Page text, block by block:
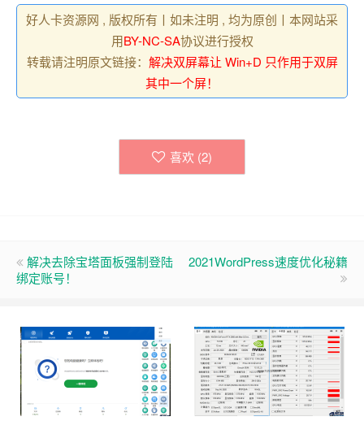
好人卡资源网 , 版权所有丨如未注明 , 均为原创丨本网站采
用BY-NC-SA协议进行授权
转载请注明原文链接： 解决双屏幕让 Win+D 只作用于双屏
其中一个屏！
喜欢 (2)
解决去除宝塔面板强制登陆
绑定账号！
2021WordPress速度优化秘籍